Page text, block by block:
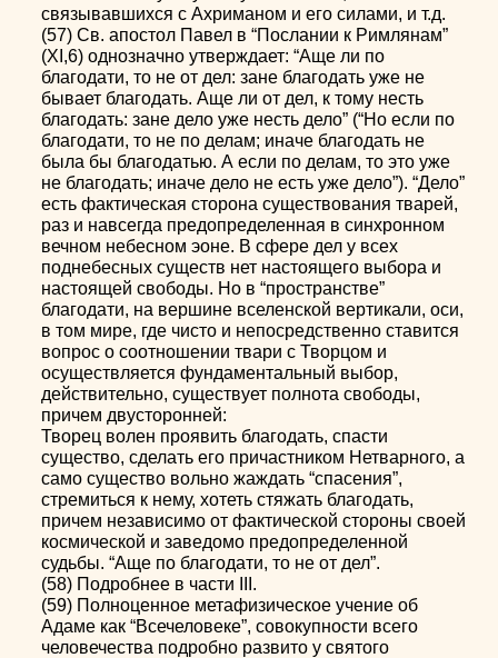
связывавшихся с Ахриманом и его силами, и т.д.
(57) Св. апостол Павел в “Послании к Римлянам”
(XI,6) однозначно утверждает: “Аще ли по
благодати, то не от дел: зане благодать уже не
бывает благодать. Аще ли от дел, к тому несть
благодать: зане дело уже несть дело” (“Но если по
благодати, то не по делам; иначе благодать не
была бы благодатью. А если по делам, то это уже
не благодать; иначе дело не есть уже дело”). “Дело”
есть фактическая сторона существования тварей,
раз и навсегда предопределенная в синхронном
вечном небесном эоне. В сфере дел у всех
поднебесных существ нет настоящего выбора и
настоящей свободы. Но в “пространстве”
благодати, на вершине вселенской вертикали, оси,
в том мире, где чисто и непосредственно ставится
вопрос о соотношении твари с Творцом и
осуществляется фундаментальный выбор,
действительно, существует полнота свободы,
причем двусторонней:
Творец волен проявить благодать, спасти
существо, сделать его причастником Нетварного, а
само существо вольно жаждать “спасения”,
стремиться к нему, хотеть стяжать благодать,
причем независимо от фактической стороны своей
космической и заведомо предопределенной
судьбы. “Аще по благодати, то не от дел”.
(58) Подробнее в части III.
(59) Полноценное метафизическое учение об
Адаме как “Всечеловеке”, совокупности всего
человечества подробно развито у святого